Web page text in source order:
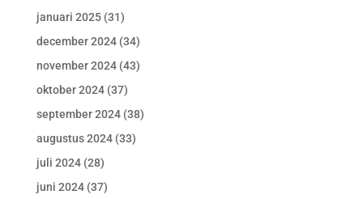
januari 2025(31)
december 2024(34)
november 2024(43)
oktober 2024(37)
september 2024(38)
augustus 2024(33)
juli 2024(28)
juni 2024(37)